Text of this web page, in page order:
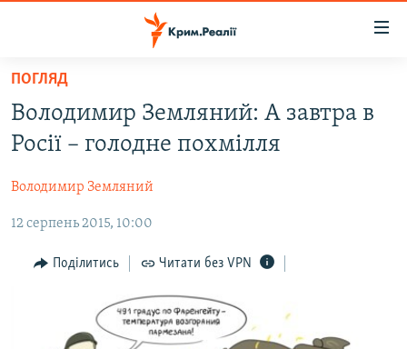
Перейти
основного
матеріалу
до
навігації
Перейти
ВОДА.КРИМ
ПОЛІТИКА
БЛОГИ
ПОГЛЯД
ВСЕ ЗА ДЕНЬ
ПОГЛЯД
Володимир Земляний: А завтра в
Росії – голодне похмілля
Володимир Земляний
12 серпень 2015, 10:00
Поділитись Читати без VPN